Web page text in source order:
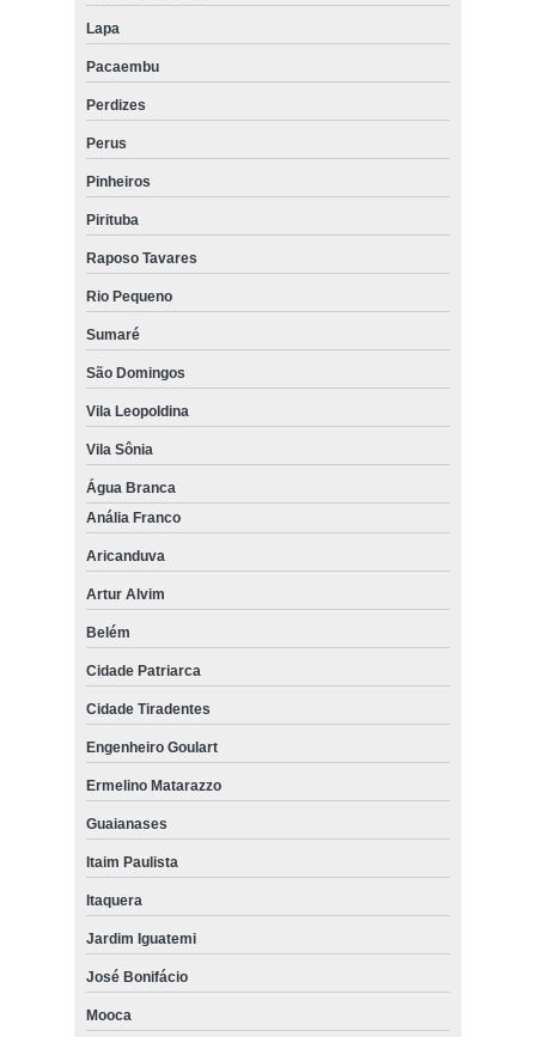
Lapa
Pacaembu
Perdizes
Perus
Pinheiros
Pirituba
Raposo Tavares
Rio Pequeno
Sumaré
São Domingos
Vila Leopoldina
Vila Sônia
Água Branca
Anália Franco
Aricanduva
Artur Alvim
Belém
Cidade Patriarca
Cidade Tiradentes
Engenheiro Goulart
Ermelino Matarazzo
Guaianases
Itaim Paulista
Itaquera
Jardim Iguatemi
José Bonifácio
Mooca